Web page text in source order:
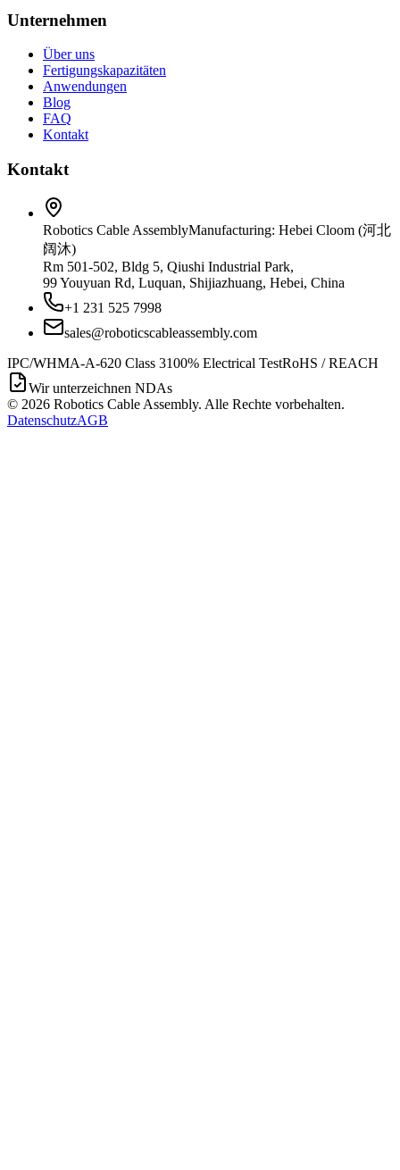
Unternehmen
Über uns
Fertigungskapazitäten
Anwendungen
Blog
FAQ
Kontakt
Kontakt
Robotics Cable AssemblyManufacturing: Hebei Cloom (河北
阔沐)
Rm 501-502, Bldg 5, Qiushi Industrial Park,
99 Youyuan Rd, Luquan, Shijiazhuang, Hebei, China
+1 231 525 7998
sales@roboticscableassembly.com
IPC/WHMA-A-620 Class 3100% Electrical TestRoHS / REACH
Wir unterzeichnen NDAs
© 2026 Robotics Cable Assembly. Alle Rechte vorbehalten.
DatenschutzAGB